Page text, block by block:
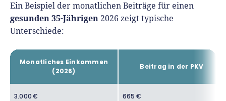
Ein Beispiel der monatlichen Beiträge für einen
gesunden 35-Jährigen 2026 zeigt typische
Unterschiede:
Monatliches Einkommen
(2026)
Beitrag in der PKV
3.000 € 665 €